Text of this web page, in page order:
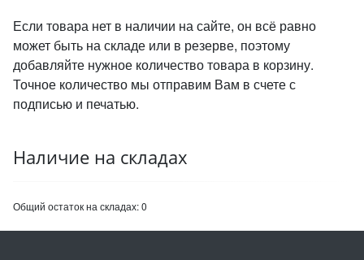
Если товара нет в наличии на сайте, он всё равно
может быть на складе или в резерве, поэтому
добавляйте нужное количество товара в корзину.
Точное количество мы отправим Вам в счете с
подписью и печатью.
Наличие на складах
Общий остаток на складах:0